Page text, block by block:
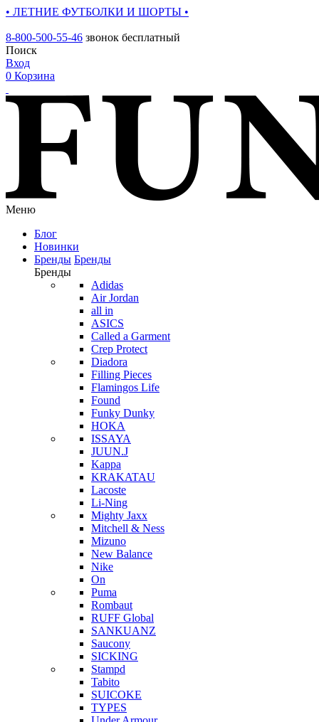
• ЛЕТНИЕ ФУТБОЛКИ И ШОРТЫ •
8-800-500-55-46 звонок бесплатный
Поиск
Вход
0 Корзина
Меню
Блог
Новинки
Бренды Бренды
Бренды
Adidas
Air Jordan
all in
ASICS
Called a Garment
Crep Protect
Diadora
Filling Pieces
Flamingos Life
Found
Funky Dunky
HOKA
ISSAYA
JUUN.J
Kappa
KRAKATAU
Lacoste
Li-Ning
Mighty Jaxx
Mitchell & Ness
Mizuno
New Balance
Nike
On
Puma
Rombaut
RUFF Global
SANKUANZ
Saucony
SICKING
Stampd
Tabito
SUICOKE
TYPES